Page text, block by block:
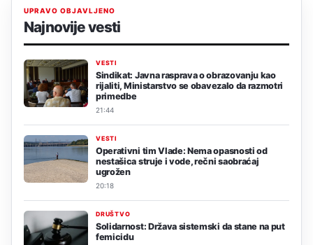
UPRAVO OBJAVLJENO
Najnovije vesti
VESTI
Sindikat: Javna rasprava o obrazovanju kao
rijaliti, Ministarstvo se obavezalo da razmotri
primedbe
21:44
VESTI
Operativni tim Vlade: Nema opasnosti od
nestašica struje i vode, rečni saobraćaj
ugrožen
20:18
DRUŠTVO
Solidarnost: Država sistemski da stane na put
femicidu